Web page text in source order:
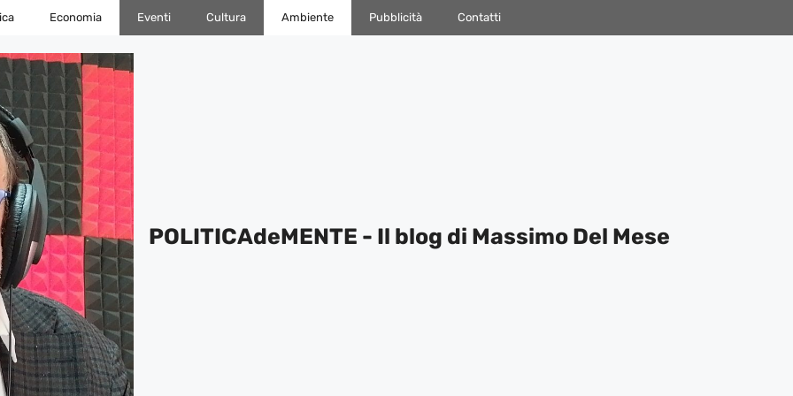
Economia Eventi Cultura Ambiente Pubblicità Contatti
POLITICAdeMENTE - Il blog di Massimo Del Mese